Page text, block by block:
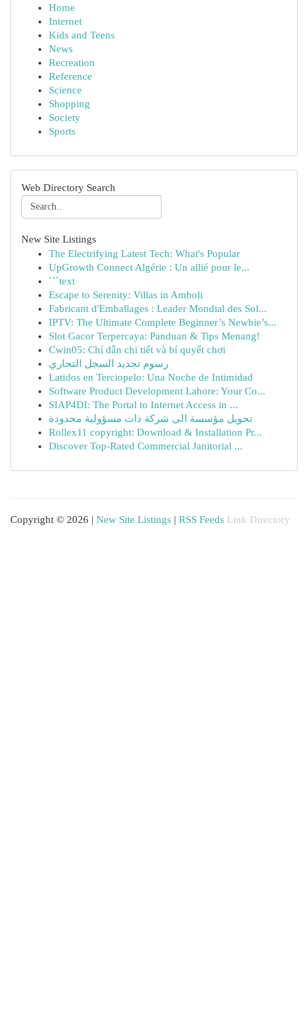
Home
Internet
Kids and Teens
News
Recreation
Reference
Science
Shopping
Society
Sports
Web Directory Search
New Site Listings
The Electrifying Latest Tech: What's Popular
UpGrowth Connect Algérie : Un allié pour le...
```text
Escape to Serenity: Villas in Amboli
Fabricant d'Emballages : Leader Mondial des Sol...
IPTV: The Ultimate Complete Beginner’s Newbie’s...
Slot Gacor Terpercaya: Panduan & Tips Menang!
Cwin05: Chỉ dẫn chi tiết và bí quyết chơi
رسوم تجديد السجل التجاري
Latidos en Terciopelo: Una Noche de Intimidad
Software Product Development Lahore: Your Co...
SIAP4DI: The Portal to Internet Access in ...
تحويل مؤسسة الى شركة ذات مسؤولية محدودة
Rollex11 copyright: Download & Installation Pr...
Discover Top-Rated Commercial Janitorial ...
Copyright © 2026 | New Site Listings | RSS Feeds Link Directory